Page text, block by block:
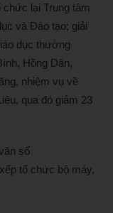
lại Trung tâm
và Đào tạo; giải
dục thường
Hồng Dân,
nhiệm vụ về
qua đó giảm 23
số
tổ chức bộ máy,